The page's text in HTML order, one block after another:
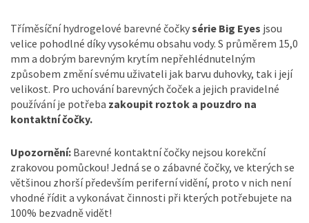
Tříměsíční hydrogelové barevné čočkysérie Big Eyes jsou
velice pohodlné díky vysokému obsahu vody. S průměrem 15,0
mm a dobrým barevným krytím nepřehlédnutelným
způsobem změní svému uživateli jak barvu duhovky, tak i její
velikost. Pro uchování barevných čoček a jejich pravidelné
používání je potřeba zakoupit roztok a pouzdro na
kontaktní čočky.
Upozornění: Barevné kontaktní čočky nejsou korekční
zrakovou pomůckou! Jedná se o zábavné čočky, ve kterých se
většinou zhorší především periferní vidění, proto v nich není
vhodné řídit a vykonávat činnosti při kterých potřebujete na
100% bezvadně vidět!